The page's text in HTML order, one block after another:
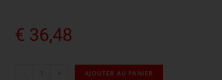
€ 36,48
- + AJOUTER AU PANIER